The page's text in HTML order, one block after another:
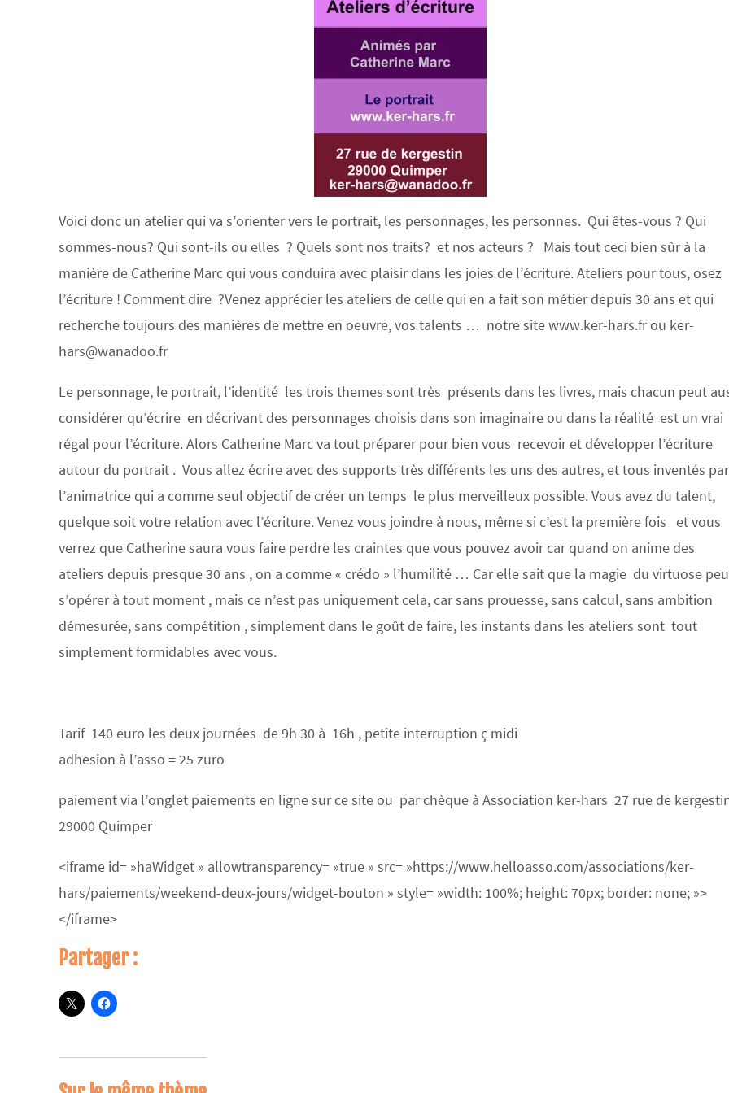
Voici donc un atelier qui va s’orienter vers le portrait, les personnages, les personnes. Qui êtes-vous ? Qui
sommes-nous? Qui sont-ils ou elles ? Quels sont nos traits? et nos acteurs ? Mais tout ceci bien sûr à la
manière de Catherine Marc qui vous conduira avec plaisir dans les joies de l’écriture. Ateliers pour tous, osez
l’écriture ! Comment dire ?Venez apprécier les ateliers de celle qui en a fait son métier depuis 30 ans et qui
recherche toujours des manières de mettre en oeuvre, vos talents … notre site www.ker-hars.fr ou ker-
hars@wanadoo.fr
Le personnage, le portrait, l’identité les trois themes sont très présents dans les livres, mais chacun peut
considérer qu’écrire en décrivant des personnages choisis dans son imaginaire ou dans la réalité est un vrai
régal pour l’écriture. Alors Catherine Marc va tout préparer pour bien vous recevoir et développer l’écriture
autour du portrait . Vous allez écrire avec des supports très différents les uns des autres, et tous inventés par
l’animatrice qui a comme seul objectif de créer un temps le plus merveilleux possible. Vous avez du talent,
quelque soit votre relation avec l’écriture. Venez vous joindre à nous, même si c’est la première fois et vous
verrez que Catherine saura vous faire perdre les craintes que vous pouvez avoir car quand on anime des
ateliers depuis presque 30 ans , on a comme « crédo » l’humilité … Car elle sait que la magie du virtuose
s’opérer à tout moment , mais ce n’est pas uniquement cela, car sans prouesse, sans calcul, sans ambition
démesurée, sans compétition , simplement dans le goût de faire, les instants dans les ateliers sont tout
simplement formidables avec vous.
Tarif 140 euro les deux journées de 9h 30 à 16h , petite interruption ç midi
adhesion à l’asso = 25 zuro
paiement via l’onglet paiements en ligne sur ce site ou par chèque à Association ker-hars 27 rue de
29000 Quimper
<iframe id= »haWidget » allowtransparency= »true » src= »https://www.helloasso.com/associations/ker-
hars/paiements/weekend-deux-jours/widget-bouton » style= »width: 100%; height: 70px; border: none; »>
</iframe>
Partager :